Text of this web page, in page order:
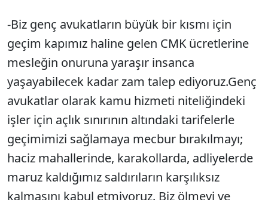
-Biz genç avukatların büyük bir kısmı için
geçim kapımız haline gelen CMK ücretlerine
mesleğin onuruna yaraşır insanca
yaşayabilecek kadar zam talep ediyoruz.Genç
avukatlar olarak kamu hizmeti niteliğindeki
işler için açlık sınırının altındaki tarifelerle
geçimimizi sağlamaya mecbur bırakılmayı;
haciz mahallerinde, karakollarda, adliyelerde
maruz kaldığımız saldırıların karşılıksız
kalmasını kabul etmiyoruz. Biz ölmeyi ve